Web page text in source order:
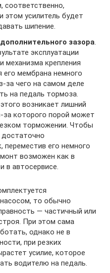
соответственно,
этом усилитель будет
шипение.
зазора
эксплуатации
механизма крепления
его мембрана немного
за чего на самом деле
на педаль тормоза.
возникает лишний
за которого порой может
торможении. Чтобы
достаточно
переместив его немного
возможен как в
в автосервисе.
то обычно
— частичный или
При этом сама
однако не в
при резких
усилие, которое
водителю на педаль.